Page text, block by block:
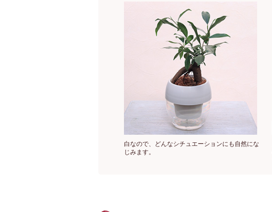
白なので、どんなシチュエーションにも自然にな
じみます。